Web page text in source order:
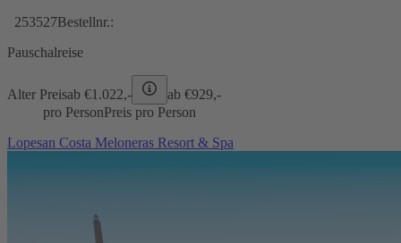
253527Bestellnr.:
Pauschalreise
Alter Preisab €1.022,- ab €929,-
pro PersonPreis pro Person
Lopesan Costa Meloneras Resort & Spa